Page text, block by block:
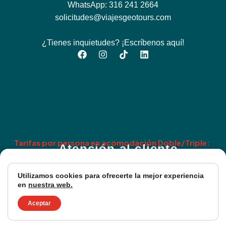
$4.699
/ Desde BOG
WhatsApp: 316 241 2664
solicitudes@viajesgeotours.com
¿Tienes inquietudes? ¡Escríbenos aquí!
Atención al cliente
Lun – Vie: 8:00 AM a 6:00 PM
Sab: 8:00 AM a 12:00 PM
Utilizamos cookies para ofrecerte la mejor experiencia
en nuestra web.
Aceptar